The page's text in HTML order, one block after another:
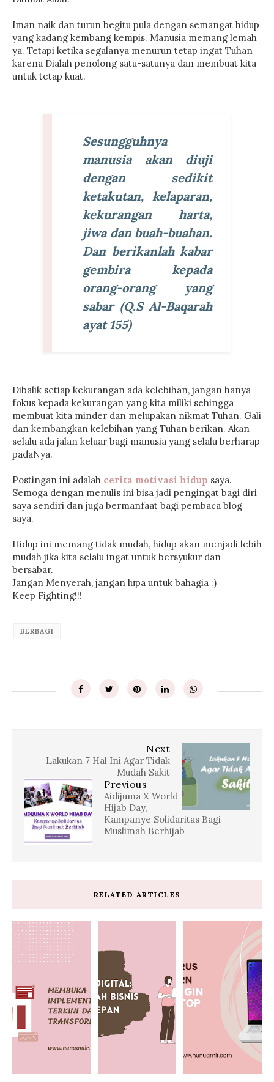
Iman naik dan turun begitu pula dengan semangat hidup
yang kadang kembang kempis. Manusia memang lemah
ya. Tetapi ketika segalanya menurun tetap ingat Tuhan
karena Dialah penolong satu-satunya dan membuat kita
untuk tetap kuat.
Sesungguhnya
manusia akan diuji
dengan sedikit
ketakutan, kelaparan,
kekurangan harta,
jiwa dan buah-buahan.
Dan berikanlah kabar
gembira kepada
orang-orang yang
sabar (Q.S Al-Baqarah
ayat 155)
Dibalik setiap kekurangan ada kelebihan, jangan hanya
fokus kepada kekurangan yang kita miliki sehingga
membuat kita minder dan melupakan nikmat Tuhan. Gali
dan kembangkan kelebihan yang Tuhan berikan. Akan
selalu ada jalan keluar bagi manusia yang selalu berharap
padaNya.
Postingan ini adalah cerita motivasi hidup saya.
Semoga dengan menulis ini bisa jadi pengingat bagi diri
saya sendiri dan juga bermanfaat bagi pembaca blog
saya.
Hidup ini memang tidak mudah, hidup akan menjadi lebih
mudah jika kita selalu ingat untuk bersyukur dan
bersabar.
Jangan Menyerah, jangan lupa untuk bahagia :)
Keep Fighting!!!
BERBAGI
Next
Lakukan 7 Hal Ini Agar Tidak
Mudah Sakit
Previous
Aidijuma X World
Hijab Day,
Kampanye Solidaritas Bagi
Muslimah Berhijab
RELATED ARTICLES